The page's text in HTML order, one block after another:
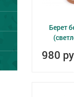
Берет
980